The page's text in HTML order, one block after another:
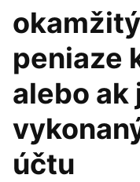
peniaze
alebo ak
účtu